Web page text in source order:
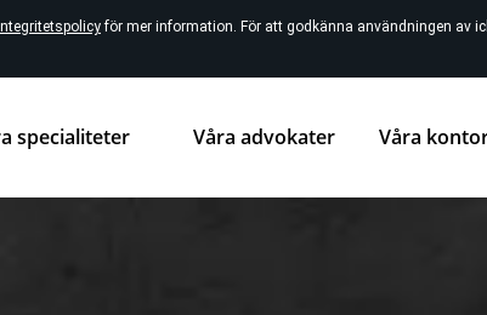
för mer information. För att godkänna användningen av
specialiteter Våra advokater Våra